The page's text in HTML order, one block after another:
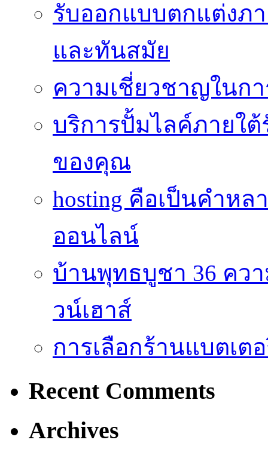
รับออกแบบตกแต่งภ
และทันสมัย
ความเชี่ยวชาญในก
บริการปั้มไลค์ภายใต้
ของคุณ
hosting คือเป็นคำห
ออนไลน์
บ้านพุทธบูชา 36 คว
วน์เฮาส์
การเลือกร้านแบตเต
Recent Comments
Archives